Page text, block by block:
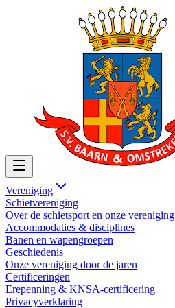
Vereniging
Schietvereniging
Over de schietsport en onze vereniging
Accommodaties & disciplines
Banen en wapengroepen
Geschiedenis
Onze vereniging door de jaren
Certificeringen
Erepenning & KNSA-certificering
Privacyverklaring